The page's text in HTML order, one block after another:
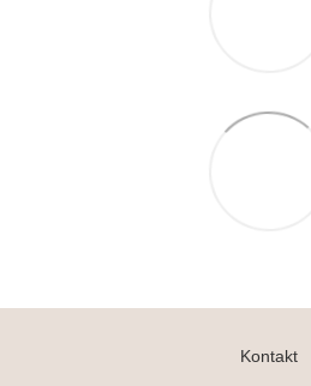
Kontakt